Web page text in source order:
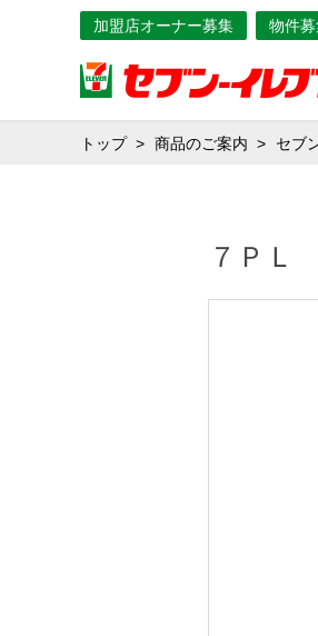
加盟店オーナー募集 物件募
トップ 商品のご案内 セブ
７Ｐ